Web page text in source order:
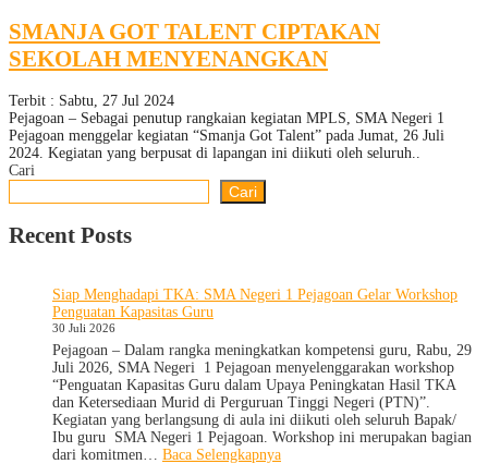
SMANJA GOT TALENT CIPTAKAN
SEKOLAH MENYENANGKAN
Terbit : Sabtu, 27 Jul 2024
Pejagoan – Sebagai penutup rangkaian kegiatan MPLS, SMA Negeri 1
Pejagoan menggelar kegiatan “Smanja Got Talent” pada Jumat, 26 Juli
2024. Kegiatan yang berpusat di lapangan ini diikuti oleh seluruh..
Cari
Cari
Recent Posts
Siap Menghadapi TKA: SMA Negeri 1 Pejagoan Gelar Workshop
Penguatan Kapasitas Guru
30 Juli 2026
Pejagoan – Dalam rangka meningkatkan kompetensi guru, Rabu, 29
Juli 2026, SMA Negeri 1 Pejagoan menyelenggarakan workshop
“Penguatan Kapasitas Guru dalam Upaya Peningkatan Hasil TKA
dan Ketersediaan Murid di Perguruan Tinggi Negeri (PTN)”.
Kegiatan yang berlangsung di aula ini diikuti oleh seluruh Bapak/
Ibu guru SMA Negeri 1 Pejagoan. Workshop ini merupakan bagian
dari komitmen… Baca Selengkapnya: